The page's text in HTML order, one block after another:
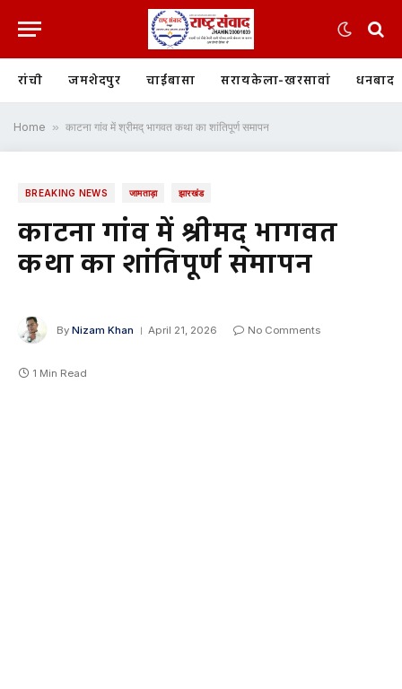
रांची जमशेदपुर चाईबासा सरायकेला-खरसावां धनबाद
Home » काटना गांव में श्रीमद् भागवत कथा का शांतिपूर्ण समापन
BREAKING NEWS जामताड़ा झारखंड
काटना गांव में श्रीमद् भागवत
कथा का शांतिपूर्ण समापन
By Nizam Khan April 21, 2026 No Comments
1 Min Read